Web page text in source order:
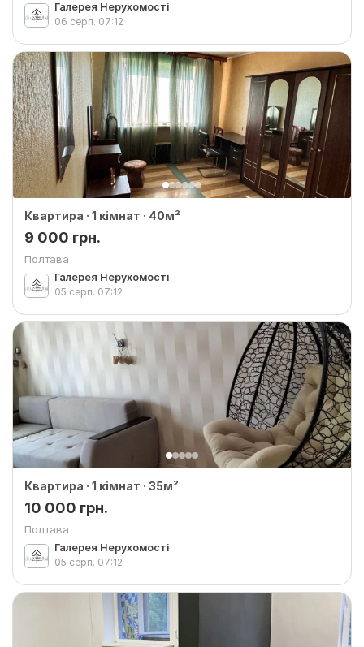
Галерея Нерухомості
06 серп. 07:12
Квартира · 1 кімнат · 40м²
9 000 грн.
Полтава
Галерея Нерухомості
05 серп. 07:12
Квартира · 1 кімнат · 35м²
10 000 грн.
Полтава
Галерея Нерухомості
05 серп. 07:12